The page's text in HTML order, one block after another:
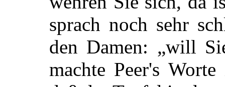
sprach noch sehr
den Damen: „will
machte Peer's